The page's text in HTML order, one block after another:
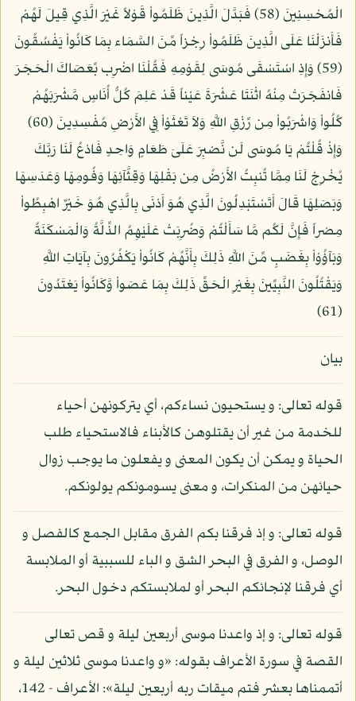
الْمُحْسِنِينَ (58) فَبَدَّلَ الَّذِينَ ظَلَمُواْ قَوْلاً غَيْرَ الَّذِي قِيلَ لَهُمْ
فَأَنزَلْنَا عَلَى الَّذِينَ ظَلَمُواْ رِجْزاً مِّنَ السَّمَاء بِمَا كَانُواْ يَفْسُقُونَ
(59) وَإِذِ اسْتَسْقَى مُوسَى لِقَوْمِهِ فَقُلْنَا اضْرِب بِّعَصَاكَ الْحَجَرَ
فَانفَجَرَتْ مِنْهُ اثْنَتَا عَشْرَةَ عَيْناً قَدْ عَلِمَ كُلُّ أُنَاسٍ مَّشْرَبَهُمْ
كُلُواْ وَاشْرَبُواْ مِن رِّزْقِ اللَّهِ وَلاَ تَعْثَوْاْ فِي الأَرْضِ مُفْسِدِينَ (60)
وَإِذْ قُلْتُمْ يَا مُوسَى لَن نَّصْبِرَ عَلَىَ طَعَامٍ وَاحِدٍ فَادْعُ لَنَا رَبَّكَ
يُخْرِجْ لَنَا مِمَّا تُنبِتُ الأَرْضُ مِن بَقْلِهَا وَقِثَّآئِهَا وَفُومِهَا وَعَدَسِهَا
وَبَصَلِهَا قَالَ أَتَسْتَبْدِلُونَ الَّذِي هُوَ أَدْنَى بِالَّذِي هُوَ خَيْرٌ اهْبِطُواْ
مِصْراً فَإِنَّ لَكُم مَّا سَأَلْتُمْ وَضُرِبَتْ عَلَيْهِمُ الذِّلَّةُ وَالْمَسْكَنَةُ
وَبَآؤُوْاْ بِغَضَبٍ مِّنَ اللَّهِ ذَلِكَ بِأَنَّهُمْ كَانُواْ يَكْفُرُونَ بِآيَاتِ اللَّهِ
وَيَقْتُلُونَ النَّبِيِّينَ بِغَيْرِ الْحَقِّ ذَلِكَ بِمَا عَصَواْ وَّكَانُواْ يَعْتَدُونَ
(61)
بيان
قوله تعالى: و يستحيون نساءكم، أي يتركونهن أحياء
للخدمة من غير أن يقتلوهن كالأبناء فالاستحياء طلب
الحياة و يمكن أن يكون المعنى و يفعلون ما يوجب زوال
حيائهن من المنكرات، و معنى يسومونكم يولونكم.
قوله تعالى: و إذ فرقنا بكم الفرق مقابل الجمع كالفصل و
الوصل، و الفرق في البحر الشق و الباء للسببية أو الملابسة
أي فرقنا لإنجائكم البحر أو لملابستكم دخول البحر.
قوله تعالى: و إذ واعدنا موسى أربعين ليلة و قص تعالى
القصة في سورة الأعراف بقوله: «و واعدنا موسى ثلاثين ليلة و
أتممناها بعشر فتم ميقات ربه أربعين ليلة»: الأعراف - 142،